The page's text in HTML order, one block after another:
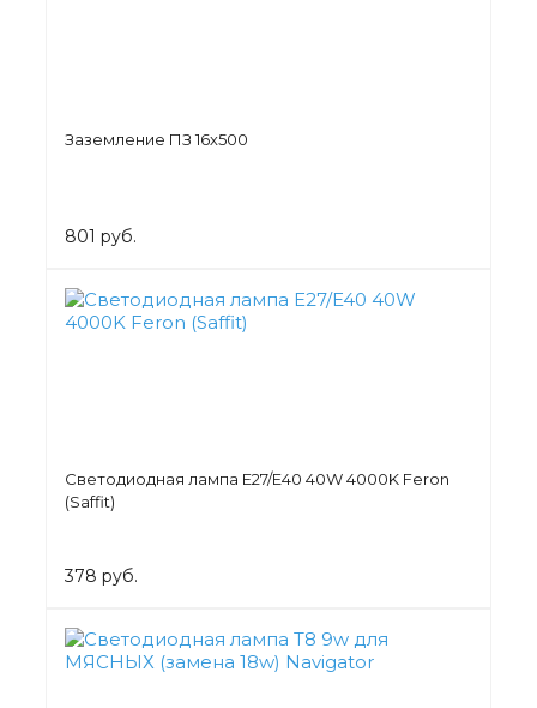
Заземление ПЗ 16х500
801 руб.
Светодиодная лампа Е27/E40 40W 4000K Feron
(Saffit)
378 руб.